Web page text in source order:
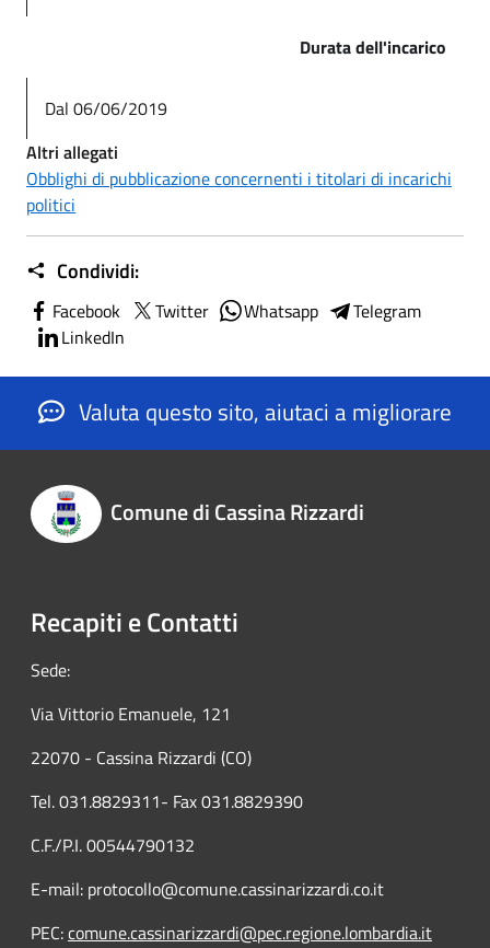
Durata dell'incarico
Dal 06/06/2019
Altri allegati
Obblighi di pubblicazione concernenti i titolari di incarichi
politici
Condividi:
Facebook Twitter Whatsapp
Telegram
LinkedIn
Valuta questo sito, aiutaci a migliorare
Comune di Cassina Rizzardi
Recapiti e Contatti
Sede:
Via Vittorio Emanuele, 121
22070 - Cassina Rizzardi (CO)
Tel. 031.8829311- Fax 031.8829390
C.F./P.I. 00544790132
E-mail: protocollo@comune.cassinarizzardi.co.it
PEC:comune.cassinarizzardi@pec.regione.lombardia.it